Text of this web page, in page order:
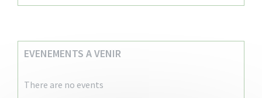
EVENEMENTS A VENIR
There are no events